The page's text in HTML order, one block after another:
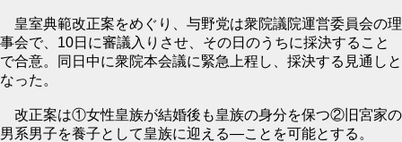
皇室典範改正案をめぐり、与野党は衆院議院運営委員会の理
事会で、10日に審議入りさせ、その日のうちに採決すること
で合意。同日中に衆院本会議に緊急上程し、採決する見通しと
なった。
改正案は①女性皇族が結婚後も皇族の身分を保つ②旧宮家の
男系男子を養子として皇族に迎える―ことを可能とする。